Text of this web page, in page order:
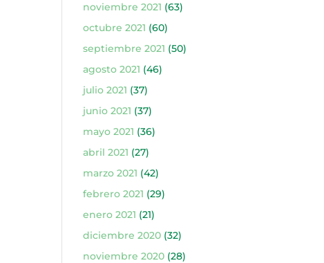
noviembre 2021 (63)
octubre 2021 (60)
septiembre 2021 (50)
agosto 2021 (46)
julio 2021 (37)
junio 2021 (37)
mayo 2021 (36)
abril 2021 (27)
marzo 2021 (42)
febrero 2021 (29)
enero 2021 (21)
diciembre 2020(32)
noviembre 2020(28)